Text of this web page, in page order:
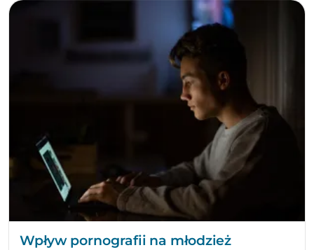
Wpływ pornografii na młodzież